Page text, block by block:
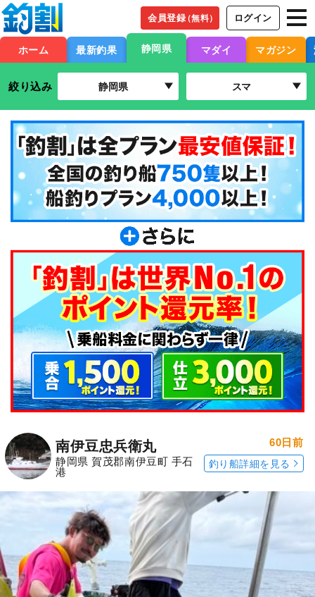
会員登録（無料） ログイン
ホーム 最新釣果 静岡県 マダイ マガジン
絞り込み 静岡県 スマ
南伊豆忠兵衛丸
静岡県 賀茂郡南伊豆町 手石
港
60日前
釣り船詳細を見る